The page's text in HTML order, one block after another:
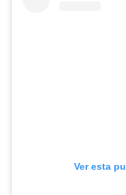
Ver esta